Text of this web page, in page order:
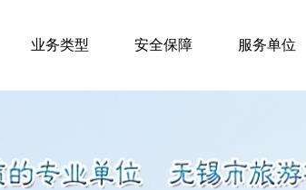
业务类型 安全保障 服务单位